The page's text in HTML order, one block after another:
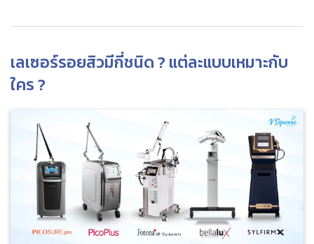
เลเซอร์รอยสิวมีกี่ชนิด ? แต่ละแบบเหมาะกับ
ใคร ?